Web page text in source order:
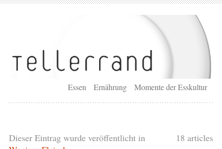
Essen Ernährung Momente der Esskultur
18 articles
Dieser Eintrag wurde veröffentlicht in